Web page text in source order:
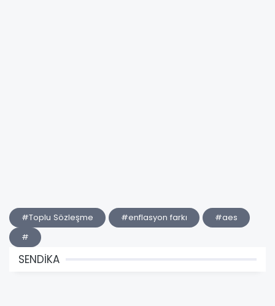
#Toplu Sözleşme #enflasyon farkı
#aes
#
SENDİKA